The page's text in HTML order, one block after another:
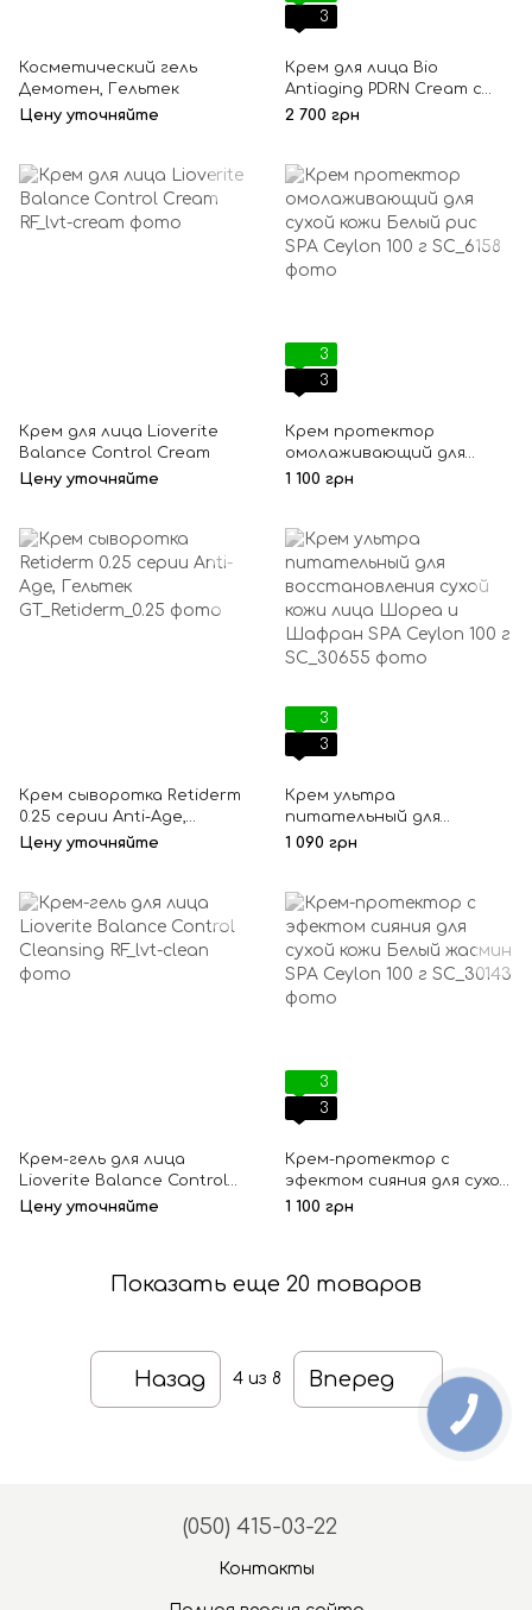
Косметический гель
Демотен, Гельтек
Цену уточняйте
3
Крем для лица Bio
Antiaging PDRN Cream с
полинуклиотидами
2 700 грн
Крем для лица Lioverite
Balance Control Cream
Цену уточняйте
3
3
Крем протектор
омолаживающий для
сухой кожи Белый рис SPA
1 100 грн
Крем сыворотка Retiderm
0.25 серии Anti-Age,
Гельтек
Цену уточняйте
3
3
Крем ультра
питательный для
восстановления сухой
1 090 грн
Крем-гель для лица
Lioverite Balance Control
Cleansing
Цену уточняйте
3
3
Крем-протектор с
эфектом сияния для сухой
кожи Белый жасмин SPA
1 100 грн
Показать еще 20 товаров
Назад 4из 8 Вперед
(050) 415-03-22
Контакты